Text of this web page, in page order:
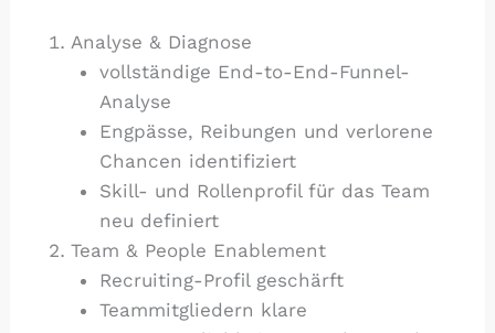
Analyse & Diagnose
vollständige End-to-End-Funnel-
Analyse
Engpässe, Reibungen und verlorene
Chancen identifiziert
Skill- und Rollenprofil für das Team
neu definiert
Team & People Enablement
Recruiting-Profil geschärft
Teammitgliedern klare